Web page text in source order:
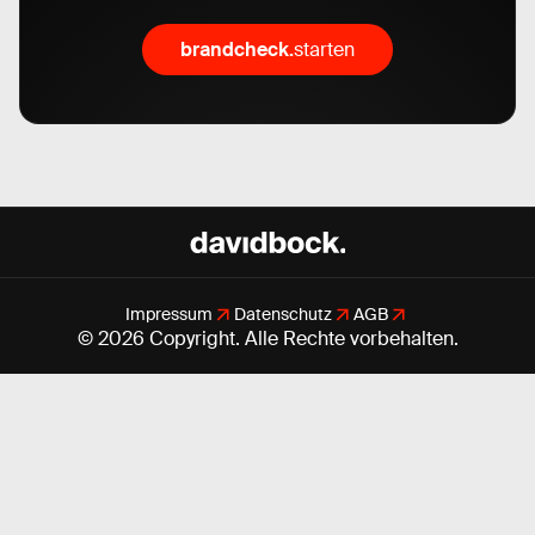
brandcheck.starten
Impressum Datenschutz AGB
© 2026 Copyright. Alle Rechte vorbehalten.